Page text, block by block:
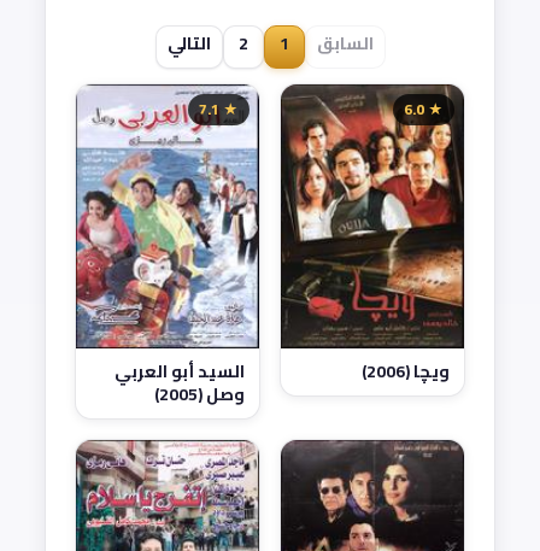
السابق 1
2 التالي
★ 6.0
ويچا (2006)
★ 7.1
السيد أبو العربي
وصل (2005)